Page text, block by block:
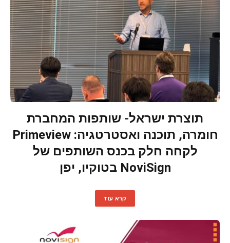
תוצרת ישראל- שותפות המחברת
חומרה, תוכנה ואסטרטגיה: Primeview
לקחה חלק בכנס השותפים של
NoviSign בטוקיו, יפן
קרא עוד